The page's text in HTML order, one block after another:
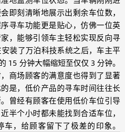
即刻清晰地展示出剩余车位数，
寻车功能更是贴心，仿佛一位英
，能够引领车主轻松实现反向寻
装了万泊科技系统之后，车主平
15 分钟大幅缩短至仅仅 3 分钟。
商场顾客的满意度也得到了显著
是，低价产品的寻车时间往往长
曾经有顾客在使用低价车位引导
半个小时都未能找到合适车位，
，给顾客留下了极差的印象。